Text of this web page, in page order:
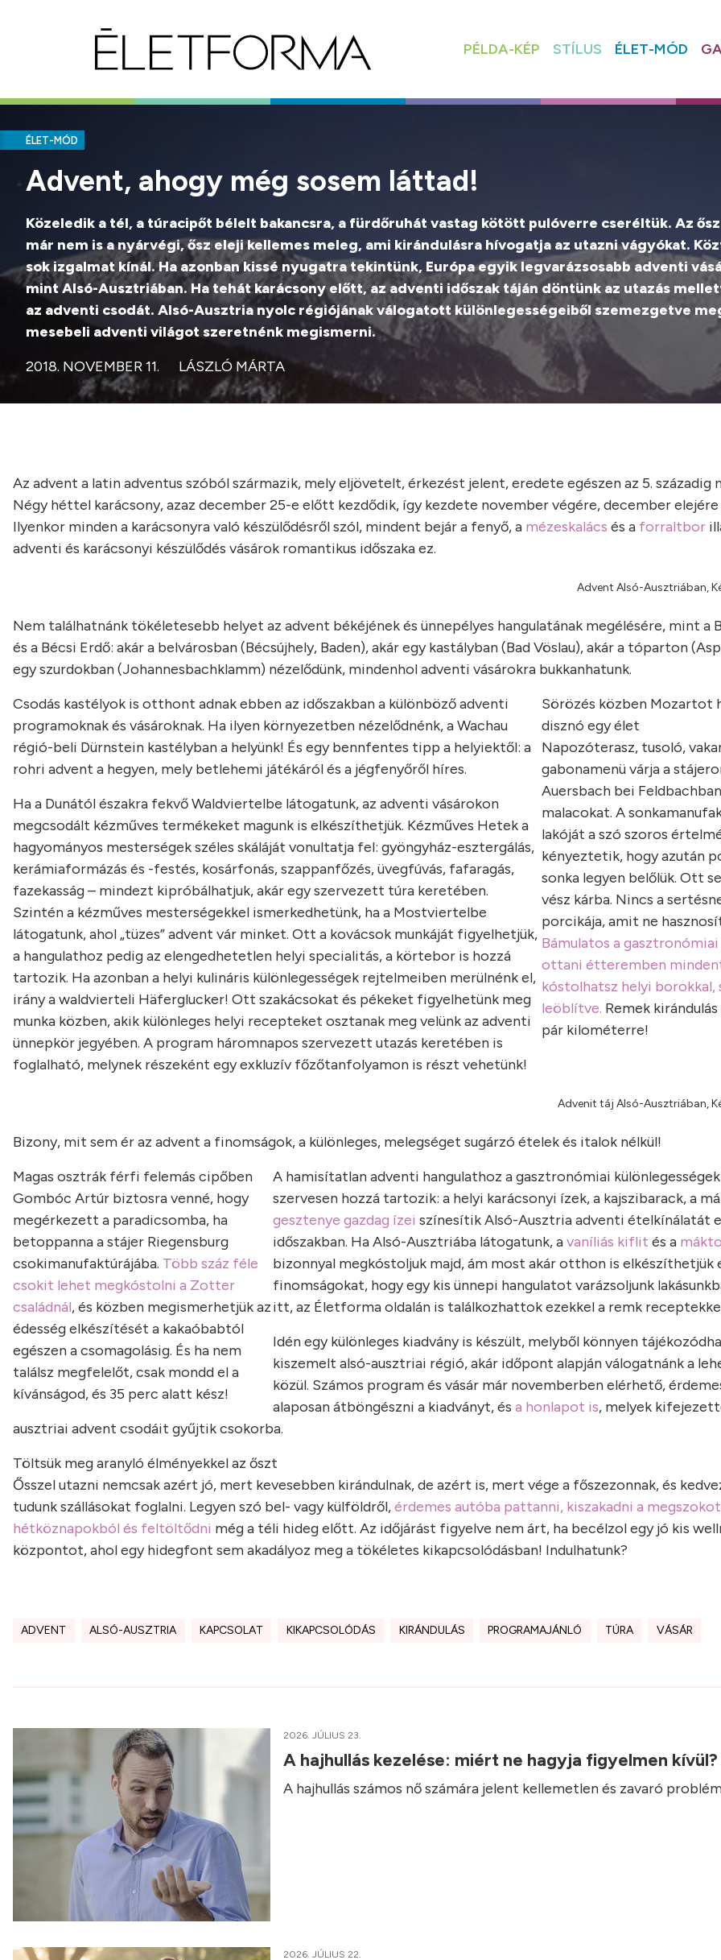
PÉLDA-KÉP STÍLUS ÉLET-MÓD
ÉLET-MÓD
Advent, ahogy még sosem láttad!
Közeledik a tél, a túracipőt bélelt bakancsra, a fürdőruhát vastag kötött pulóverre cseréltük. Az
már nem is a nyárvégi, ősz eleji kellemes meleg, ami kirándulásra hívogatja az utazni vágyókat.
sok izgalmat kínál. Ha azonban kissé nyugatra tekintünk, Európa egyik legvarázsosabb adventi
mint Alsó-Ausztriában. Ha tehát karácsony előtt, az adventi időszak táján döntünk az utazás
az adventi csodát. Alsó-Ausztria nyolc régiójának válogatott különlegességeiből szemezgetve
mesebeli adventi világot szeretnénk megismerni.
2018. NOVEMBER 11.
LÁSZLÓ MÁRTA
Az advent a latin adventus szóból származik, mely eljövetelt, érkezést jelent, eredete egészen az 5. századig
Négy héttel karácsony, azaz december 25-e előtt kezdődik, így kezdete november végére, december elejére
Ilyenkor minden a karácsonyra való készülődésről szól, mindent bejár a fenyő, a mézeskalács és a forraltbor
adventi és karácsonyi készülődés vásárok romantikus időszaka ez.
Advent Alsó-Ausztriában,
Nem találhatnánk tökéletesebb helyet az advent békéjének és ünnepélyes hangulatának megélésére, mint a
és a Bécsi Erdő: akár a belvárosban (Bécsújhely, Baden), akár egy kastályban (Bad Vöslau), akár a tóparton
egy szurdokban (Johannesbachklamm) nézelődünk, mindenhol adventi vásárokra bukkanhatunk.
Sörözés közben Mozartot
disznó egy élet
Napozóterasz, tusoló,
gabonamenü várja a
Auersbach bei
malacokat. A
lakóját a szó szoros
kényeztetik, hogy azután
sonka legyen belőlük. Ott
vész kárba. Nincs a
porcikája, amit ne
Bámulatos a gasztronómiai
ottani étteremben
kóstolhatsz helyi borokkal,
leöblítve. Remek
pár kilométerre!
Csodás kastélyok is otthont adnak ebben az időszakban a különböző adventi
programoknak és vásároknak. Ha ilyen környezetben nézelődnénk, a Wachau
régió-beli Dürnstein kastélyban a helyünk! És egy bennfentes tipp a helyiektől: a
rohri advent a hegyen, mely betlehemi játékáról és a jégfenyőről híres.
Ha a Dunától északra fekvő Waldviertelbe látogatunk, az adventi vásárokon
megcsodált kézműves termékeket magunk is elkészíthetjük. Kézműves Hetek a
hagyományos mesterségek széles skáláját vonultatja fel: gyöngyház-esztergálás,
kerámiaformázás és -festés, kosárfonás, szappanfőzés, üvegfúvás, fafaragás,
fazekasság – mindezt kipróbálhatjuk, akár egy szervezett túra keretében.
Szintén a kézműves mesterségekkel ismerkedhetünk, ha a Mostviertelbe
látogatunk, ahol „tüzes” advent vár minket. Ott a kovácsok munkáját figyelhetjük,
a hangulathoz pedig az elengedhetetlen helyi specialitás, a körtebor is hozzá
tartozik. Ha azonban a helyi kulináris különlegességek rejtelmeiben merülnénk el,
irány a waldvierteli Häferglucker! Ott szakácsokat és pékeket figyelhetünk meg
munka közben, akik különleges helyi recepteket osztanak meg velünk az adventi
ünnepkör jegyében. A program háromnapos szervezett utazás keretében is
foglalható, melynek részeként egy exkluzív főzőtanfolyamon is részt vehetünk!
Advenit táj Alsó-Ausztriában,
Bizony, mit sem ér az advent a finomságok, a különleges, melegséget sugárzó ételek és italok nélkül!
Magas osztrák férfi felemás cipőben
Gombóc Artúr biztosra venné, hogy
megérkezett a paradicsomba, ha
betoppanna a stájer Riegensburg
csokimanufaktúrájába. Több száz féle
csokit lehet megkóstolni a Zotter
családnál, és közben megismerhetjük az
édesség elkészítését a kakaóbabtól
egészen a csomagolásig. És ha nem
találsz megfelelőt, csak mondd el a
kívánságod, és 35 perc alatt kész!
A hamisítatlan adventi hangulathoz a gasztronómiai
szervesen hozzá tartozik: a helyi karácsonyi ízek, a kajszibarack, a
gesztenye gazdag ízeiszínesítik Alsó-Ausztria adventi ételkínálatát
időszakban. Ha Alsó-Ausztriába látogatunk, avaníliás kiflités a
bizonnyal megkóstoljuk majd, ám most akár otthon is elkészíthetjük
finomságokat, hogy egy kis ünnepi hangulatot varázsoljunk
itt, az Életforma oldalán is találkozhattok ezekkel a remk
Idén egy különleges kiadvány is készült, melyből könnyen
kiszemelt alsó-ausztriai régió, akár időpont alapján válogatnánk a
közül. Számos program és vásár már novemberben elérhető,
alaposan átböngészni a kiadványt, ésa honlapot is, melyek
ausztriai advent csodáit gyűjtik csokorba.
Töltsük meg aranyló élményekkel az őszt
Ősszel utazni nemcsak azért jó, mert kevesebben kirándulnak, de azért is, mert vége a főszezonnak, és
tudunk szállásokat foglalni. Legyen szó bel- vagy külföldről,érdemes autóba pattanni, kiszakadni a
hétköznapokból és feltöltődni még a téli hideg előtt. Az időjárást figyelve nem árt, ha becélzol egy jó kis
központot, ahol egy hidegfont sem akadályoz meg a tökéletes kikapcsolódásban! Indulhatunk?
ADVENT ALSÓ-AUSZTRIA KAPCSOLAT KIKAPCSOLÓDÁS KIRÁNDULÁS PROGRAMAJÁNLÓ TÚRA VÁSÁR
2026. JÚLIUS 23.
A hajhullás kezelése: miért ne hagyja figyelmen kívül?
A hajhullás számos nő számára jelent kellemetlen és zavaró
2026. JÚLIUS 22.